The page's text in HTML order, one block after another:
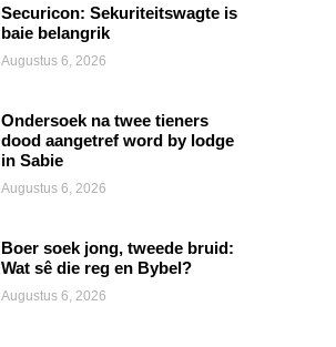
Securicon: Sekuriteitswagte is
baie belangrik
Augustus 6, 2026
Ondersoek na twee tieners
dood aangetref word by lodge
in Sabie
Augustus 6, 2026
Boer soek jong, tweede bruid:
Wat sê die reg en Bybel?
Augustus 6, 2026